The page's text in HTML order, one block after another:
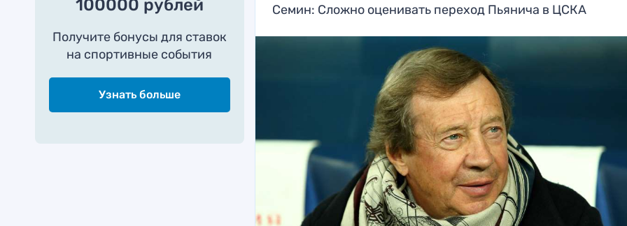
100000 рублей
Получите бонусы для ставок
на спортивные события
Узнать больше
Семин: Сложно оценивать переход Пьянича в ЦСКА